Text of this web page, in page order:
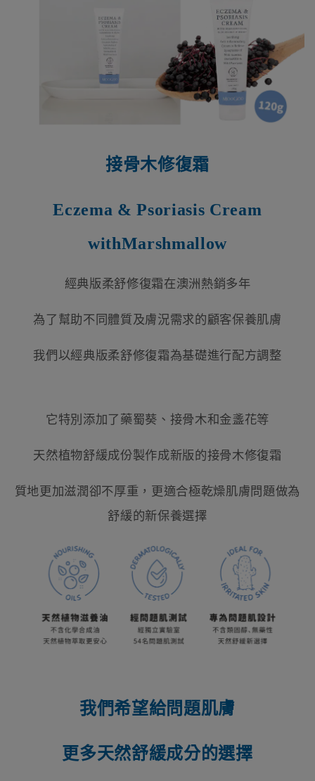
接骨木修復霜
Eczema & Psoriasis Cream
withMarshmallow
經典版柔舒修復霜在澳洲熱銷多年
為了幫助不同體質及膚況需求的顧客保養肌膚
我們以經典版柔舒修復霜為基礎進行配方調整
它特別添加了藥蜀葵、接骨木和金盞花等
天然植物舒緩成份製作成新版的接骨木修復霜
質地更加滋潤卻不厚重，更適合極乾燥肌膚問題做為
舒緩的新保養選擇
我們希望給問題肌膚
更多天然舒緩成分的選擇